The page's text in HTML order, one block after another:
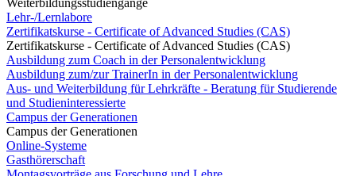
Weiterbildungsstudiengänge
Lehr-/Lernlabore
Zertifikatskurse - Certificate of Advanced Studies (CAS)
Zertifikatskurse - Certificate of Advanced Studies (CAS)
Ausbildung zum Coach in der Personalentwicklung
Ausbildung zum/zur TrainerIn in der Personalentwicklung
Aus- und Weiterbildung für Lehrkräfte - Beratung für Studierende
und Studieninteressierte
Campus der Generationen
Campus der Generationen
Online-Systeme
Gasthörerschaft